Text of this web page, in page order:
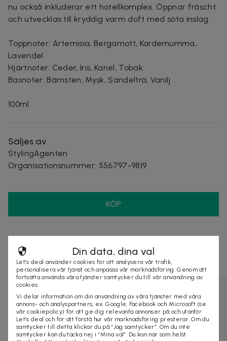
nu också inkluderar ett hotellkomplex. Öppnar fräscht
och utvecklas till kryddig varm doft med söta inslag.
Toppnoter: Artemisia, Bergamott, Kardemumma,
Lavendel
Hjärtnoter: Ceder, Iris, Kanel, Tobak
Basnoter: Bärnsten, Mysk, Sandelträ, Vanilj
100ml
Säljes av
StylingAgenten
Organisationsnummer: 556797-9819
KÖP
på
Din data, dina val
Let’s deal använder cookies för att analysera vår trafik,
personalisera vår tjänst och anpassa vår marknadsföring. Genom att
fortsätta använda våra tjänster samtycker du till vår användning av
cookies.
Vi delar information om din användning av våra tjänster med våra
annons- och analyspartners, ex. Google, Facebook och Microsoft (se
vår cookiepolicy) för att ge dig relevanta annonser på och utanför
Let’s deal och för att förstå hur vår marknadsföring presterar. Om du
samtycker till detta klickar du på “Jag samtycker”. Om du inte
samtycker kan du tacka nej i “Mina val”. Du kan när som helst